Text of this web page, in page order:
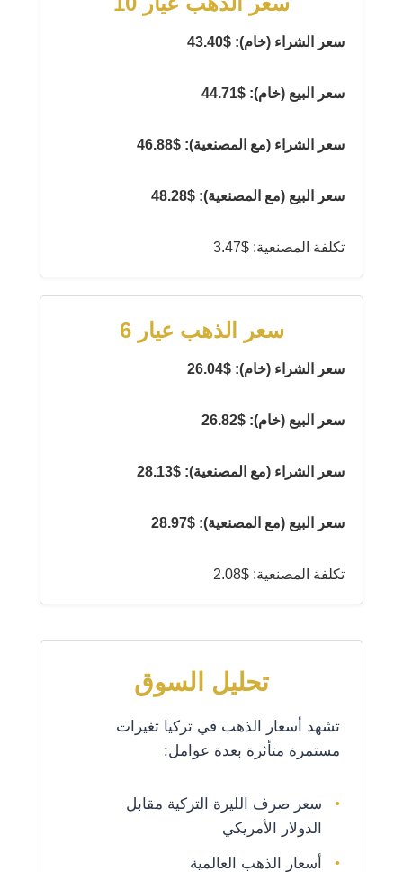
سعر الشراء (خام): $43.40
سعر البيع (خام): $44.71
سعر الشراء (مع المصنعية): $46.88
سعر البيع (مع المصنعية): $48.28
تكلفة المصنعية: $3.47
سعر الذهب عيار 6
سعر الشراء (خام): $26.04
سعر البيع (خام): $26.82
سعر الشراء (مع المصنعية): $28.13
سعر البيع (مع المصنعية): $28.97
تكلفة المصنعية: $2.08
تحليل السوق
تشهد أسعار الذهب في تركيا تغيرات
مستمرة متأثرة بعدة عوامل:
سعر صرف الليرة التركية مقابل
الدولار الأمريكي
أسعار الذهب العالمية